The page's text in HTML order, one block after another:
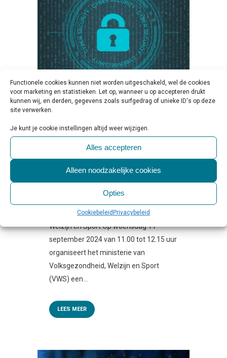
Functionele cookies kunnen niet worden uitgeschakeld, wel de cookies
voor marketing en statistieken. Let op, wanneer u op accepteren drukt
kunnen wij, en derden, gegevens zoals surfgedrag of unieke ID's op deze
site verwerken.
Je kunt je cookie instellingen altijd weer wijzigen.
Alles accepteren
Alleen noodzakelijke cookies
Opties
CookiebeleidPrivacybeleid
29 AUGWEBINAR OVER DE
CYBERBEVEILIGINGSWET
VOOR DE ZORG
Evenementen ,Educatie,Persbericht,
Regelgeving & Politiek
0 Reactie's
Bron: Ministerie van Volksgezondheid,
Welzijn en Sport Op woensdag 11
september 2024 van 11.00 tot 12.15 uur
organiseert het ministerie van
Volksgezondheid, Welzijn en Sport
(VWS) een...
LEES MEER